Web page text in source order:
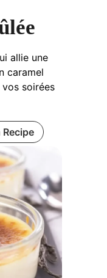
allie une
caramel
soirées
Recipe